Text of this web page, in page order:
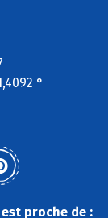
°
proche de :